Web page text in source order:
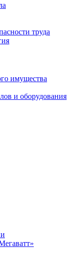
труда
имущества
и оборудования